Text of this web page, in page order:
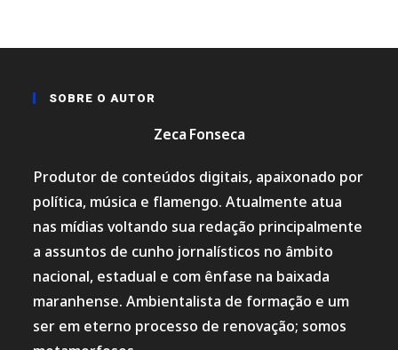
SOBRE O AUTOR
Zeca Fonseca
Produtor de conteúdos digitais, apaixonado por
política, música e flamengo. Atualmente atua
nas mídias voltando sua redação principalmente
a assuntos de cunho jornalísticos no âmbito
nacional, estadual e com ênfase na baixada
maranhense. Ambientalista de formação e um
ser em eterno processo de renovação; somos